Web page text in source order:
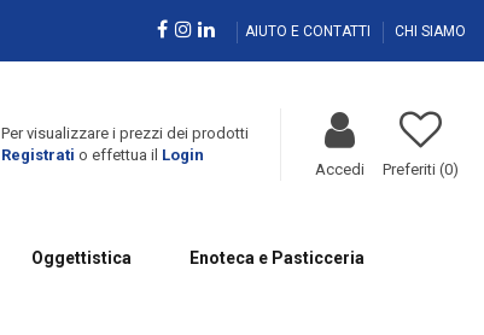
AIUTO E CONTATTI CHI SIAMO
Per visualizzare i prezzi dei prodotti
Registrati o effettua il Login
Accedi Preferiti (0)
Oggettistica Enoteca e Pasticceria